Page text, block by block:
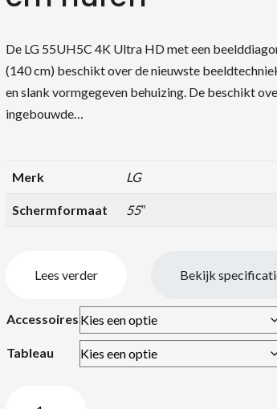
De LG 55UH5C 4K Ultra HD met een
(140 cm) beschikt over de nieuwste
en slank vormgegeven behuizing. De beschikt
ingebouwde…
Merk LG
Schermformaat 55″
Lees verder Bekijk
Accessoires
Tableau